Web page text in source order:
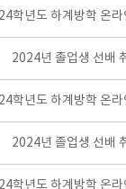
학년도 하계방학 온
2024년 졸업생 선배
학년도 하계방학 온
2024년 졸업생 선배
학년도 하계방학 온